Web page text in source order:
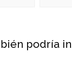
podría